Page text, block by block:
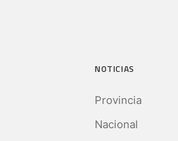
NOTICIAS
Provincia
Nacional